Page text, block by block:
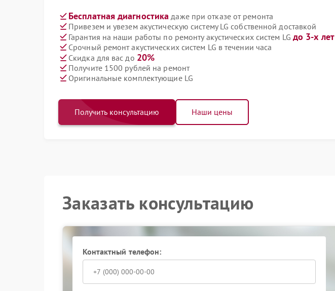
Бесплатная диагностика даже при отказе от ремонта
Привезем и увезем акустическую систему LG собственной доставкой
Гарантия на наши работы по ремонту акустических систем LG до 3-х лет
Срочный ремонт акустических систем LG в течении часа
Скидка для вас до 20%
Получите 1500 рублей на ремонт
Оригинальные комплектующие LG
Получить консультацию Наши цены
Заказать консультацию
Контактный телефон: